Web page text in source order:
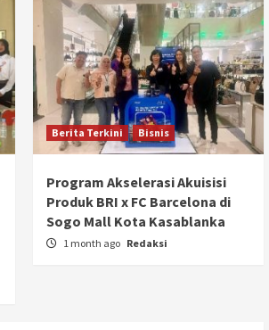
Berita Terkini Bisnis
Program Akselerasi Akuisisi
Produk BRI x FC Barcelona di
Sogo Mall Kota Kasablanka
1 month ago Redaksi